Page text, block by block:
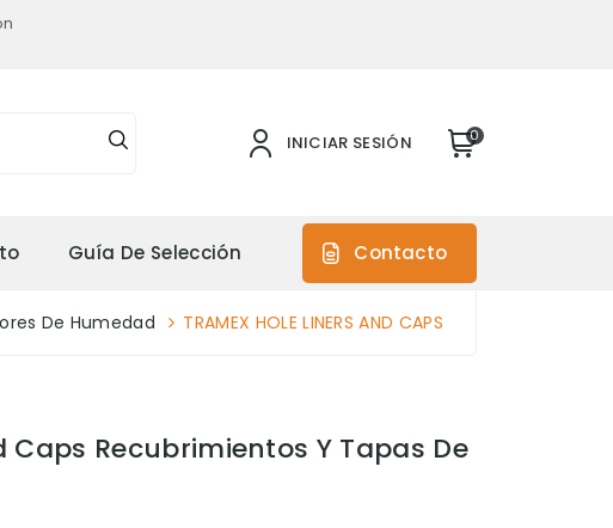
INICIAR SESIÓN 0
Guía De Selección Contacto
De Humedad TRAMEX HOLE LINERS AND CAPS
Caps Recubrimientos Y Tapas De